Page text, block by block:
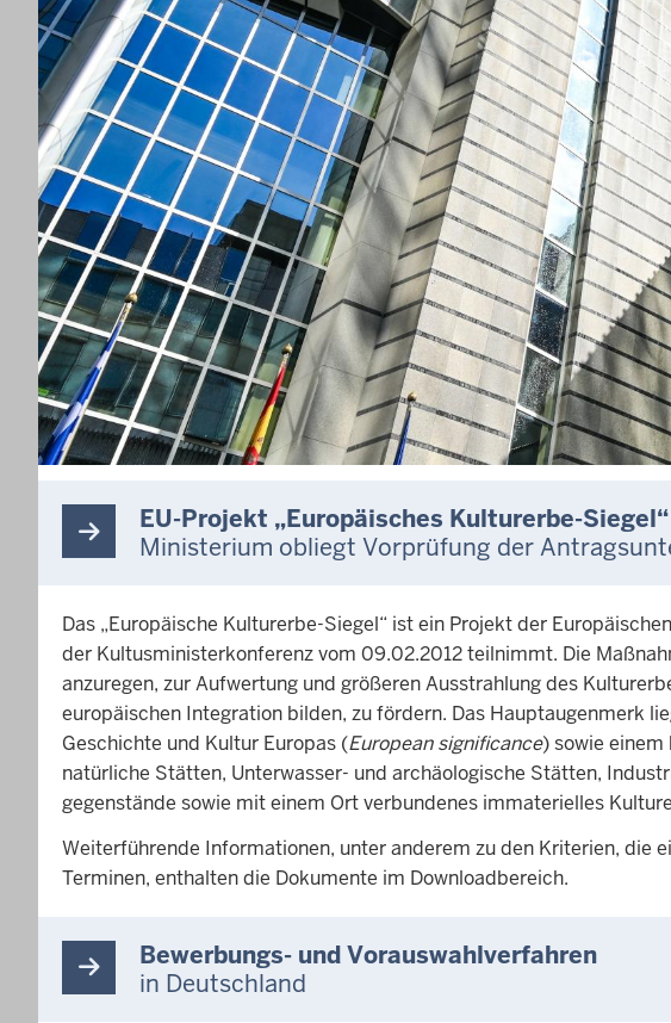
EU-Projekt „Europäisches Kulturerbe-
Ministerium obliegt Vorprüfung der
Das „Europäische Kulturerbe-Siegel“ ist ein Projekt der
der Kultusministerkonferenz vom 09.02.2012 teilnimmt. Die
anzuregen, zur Aufwertung und größeren Ausstrahlung des
europäischen Integration bilden, zu fördern. Das Hauptaugenmerk
Geschichte und Kultur Europas (European significance) sowie
natürliche Stätten, Unterwasser- und archäologische Stätten,
gegenstände sowie mit einem Ort verbundenes immaterielles
Weiterführende Informationen, unter anderem zu den Kriterien, die
Terminen, enthalten die Dokumente im Downloadbereich.
Bewerbungs- und Vorauswahlverfahren
in Deutschland